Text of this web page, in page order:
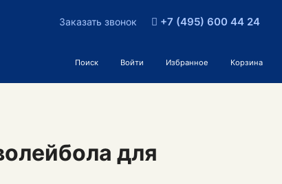
Заказать звонок +7 (495) 600 44 24
Поиск Войти Избранное Корзина
для